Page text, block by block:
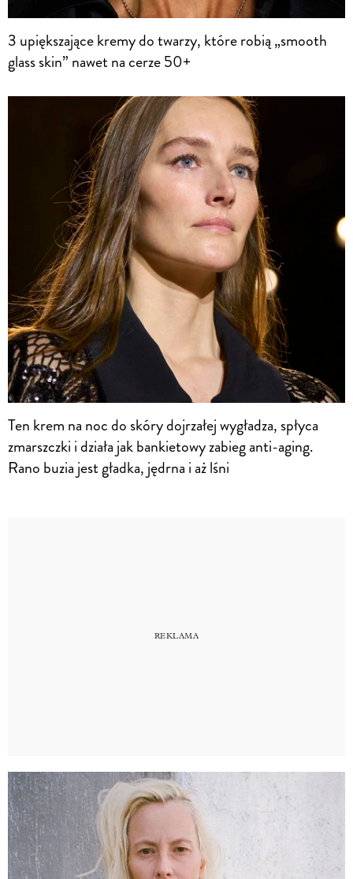
3 upiększające kremy do twarzy, które robią „smooth
glass skin” nawet na cerze 50+
Ten krem na noc do skóry dojrzałej wygładza, spłyca
zmarszczki i działa jak bankietowy zabieg anti-aging.
Rano buzia jest gładka, jędrna i aż lśni